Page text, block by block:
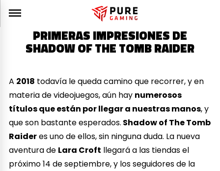
PRIMERAS IMPRESIONES DE
SHADOW OF THE TOMB RAIDER
A 2018 todavía le queda camino que recorrer, y en
materia de videojuegos, aún hay numerosos
títulos que están por llegar a nuestras manos, y
que son bastante esperados. Shadow of The Tomb
Raideres uno de ellos, sin ninguna duda. La nueva
aventura de Lara Croft llegará a las tiendas el
próximo 14 de septiembre, y los seguidores de la